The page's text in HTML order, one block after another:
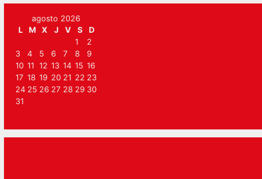
agosto 2026
L
M X J V S D
1
2
3
4 5 6 7 8
9
10 11 12 13 14 15 16
17 18 19 20 21 22 23
24 25 26 27 28 29 30
31